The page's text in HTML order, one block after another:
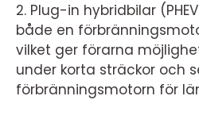
2. Plug-in hybridbilar
både en
vilket ger förarna
under korta sträckor och
förbränningsmotorn för